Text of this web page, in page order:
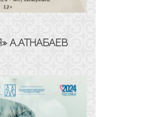
А.АТНАБАЕВ